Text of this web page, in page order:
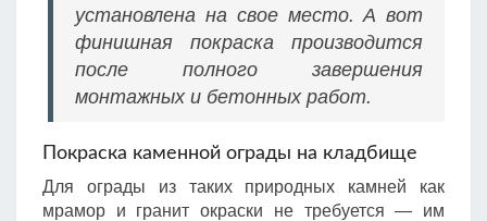
установлена на свое место. А вот
финишная покраска производится
после полного завершения
монтажных и бетонных работ.
Покраска каменной ограды на кладбище
Для ограды из таких природных камней как
мрамор и гранит окраски не требуется — им